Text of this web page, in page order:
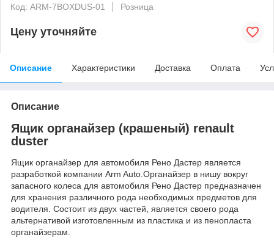
Код: ARM-7BOXDUS-01
Розница
Цену уточняйте
Описание Характеристики Доставка Оплата
Описание
Ящик органайзер (крашеный) renault
duster
Ящик органайзер для автомобиля Рено Дастер является
разработкой компании Arm Auto.Органайзер в нишу вокруг
запасного колеса для автомобиля Рено Дастер предназначен
для хранения различного рода необходимых предметов для
водителя. Состоит из двух частей, является своего рода
альтернативой изготовленным из пластика и из пенопласта
органайзерам.